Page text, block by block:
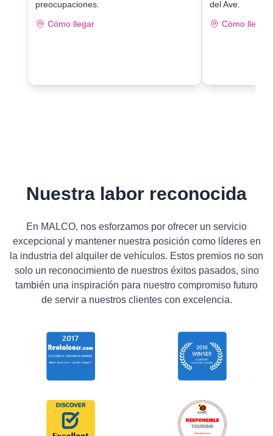
preocupaciones.
Cómo llegar
del Ave.
Cómo llegar
Nuestra labor reconocida
En MALCO, nos esforzamos por ofrecer un servicio
excepcional y mantener nuestra posición como líderes en
la industria del alquiler de vehículos. Estos premios no son
solo un reconocimiento de nuestros éxitos pasados, sino
también una inspiración para nuestro compromiso futuro
de servir a nuestros clientes con excelencia.